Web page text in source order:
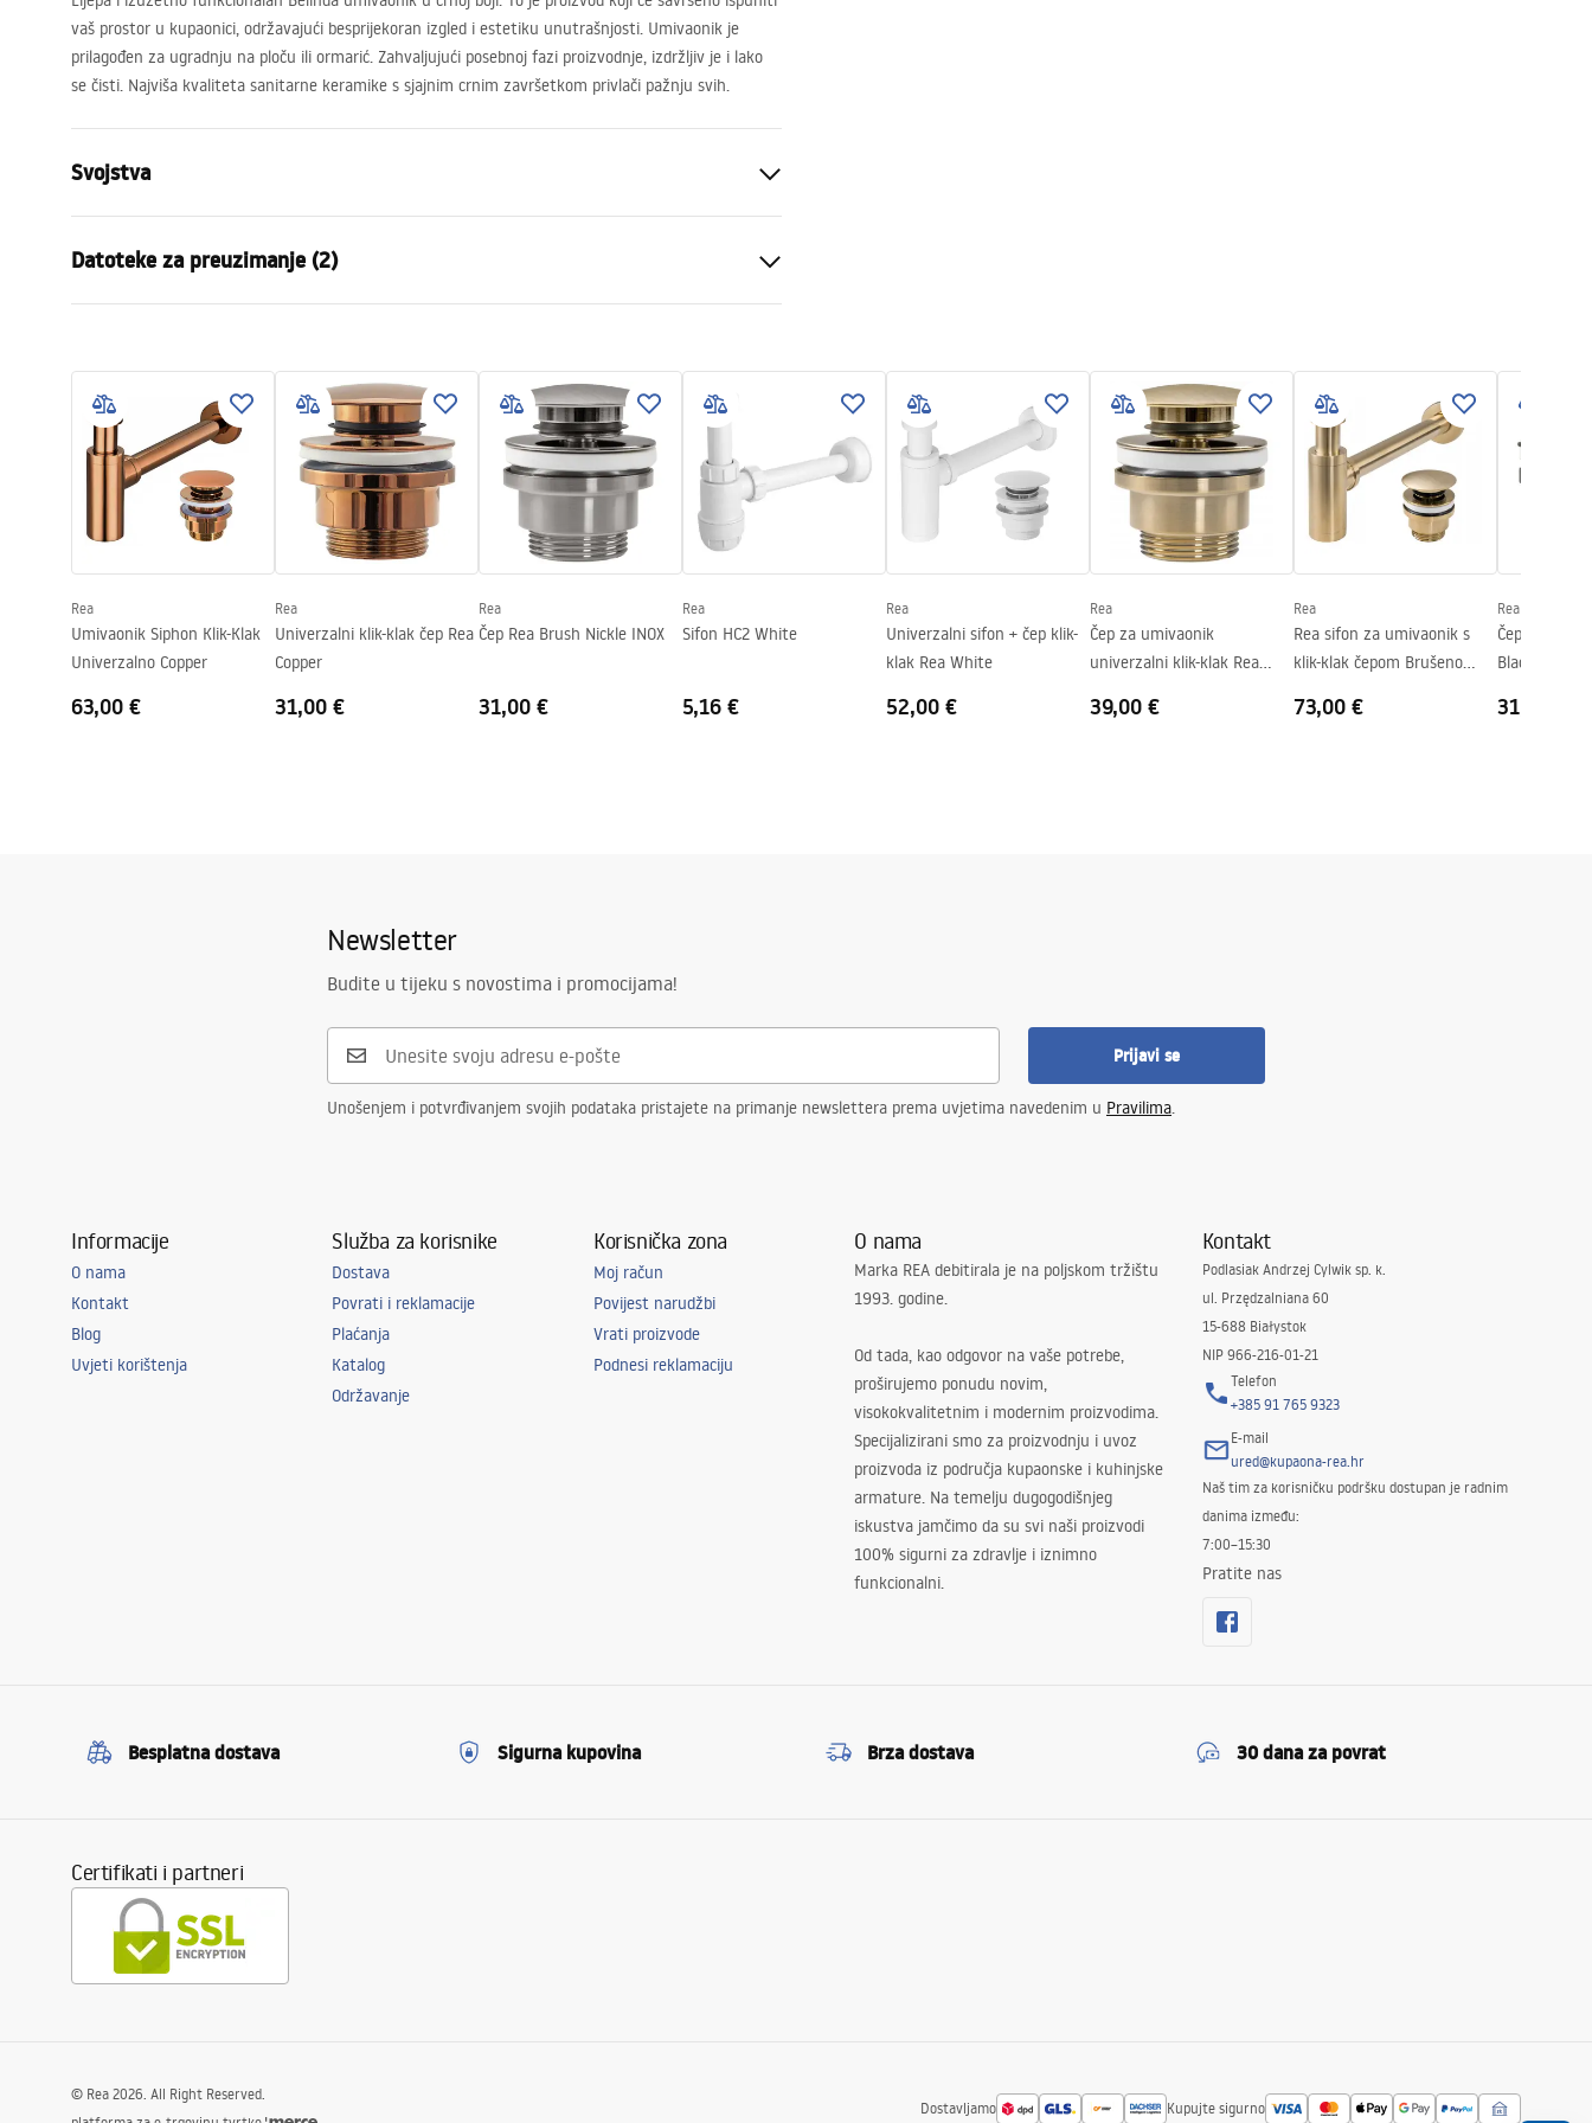
vaš prostor u kupaonici, održavajući besprijekoran izgled i estetiku unutrašnjosti. Umivaonik je
prilagođen za ugradnju na ploču ili ormarić. Zahvaljujući posebnoj fazi proizvodnje, izdržljiv je i lako
se čisti. Najviša kvaliteta sanitarne keramike s sjajnim crnim završetkom privlači pažnju svih.
Svojstva
Materijal
Boja
Bijela/Zlatna
Širina
Visina
135
Dubina
Oblik
Otvor za slavinu
NE
Preljevna rupa
Datoteke za preuzimanje (2)
Warranty_Terms_and_Conditions_
Basins_-_5.pdf
Rea
Umivaonik Siphon Klik-Klak
Univerzalno Copper
63,00 €
Rea
Univerzalni klik-klak čep Rea
Copper
31,00 €
Rea
Čep Rea Brush Nickle INOX
31,00 €
Rea
Sifon HC2 White
5,16 €
Rea
Univerzalni sifon + čep klik-
klak Rea White
52,00 €
Rea
Čep za umivaonik
univerzalni klik-klak Rea
39,00 €
Rea
Rea sifon za umivaonik s
klik-klak čepom Brušeno
73,00 €
Rea
Čep
Black Mat
31,00 €
Newsletter
Budite u tijeku s novostima i promocijama!
Prijavi se
Unošenjem i potvrđivanjem svojih podataka pristajete na primanje newslettera prema uvjetima navedenim u Pravilima.
Informacije
O nama
Kontakt
Blog
Uvjeti korištenja
Služba za korisnike
Dostava
Povrati i reklamacije
Plaćanja
Katalog
Održavanje
Korisnička zona
Moj račun
Povijest narudžbi
Vrati proizvode
Podnesi reklamaciju
O nama
Marka REA debitirala je na poljskom tržištu
1993. godine.
Od tada, kao odgovor na vaše potrebe,
proširujemo ponudu novim,
visokokvalitetnim i modernim proizvodima.
Specijalizirani smo za proizvodnju i uvoz
proizvoda iz područja kupaonske i kuhinjske
armature. Na temelju dugogodišnjeg
iskustva jamčimo da su svi naši proizvodi
100% sigurni za zdravlje i iznimno
funkcionalni.
Kontakt
Podlasiak Andrzej Cylwik sp. k.
ul. Przędzalniana 60
15-688 Białystok
NIP 966-216-01-21
Telefon
+385 91 765 9323
E-mail
ured@kupaona-rea.hr
Naš tim za korisničku podršku dostupan je radnim
danima između:
7:00–15:30
Pratite nas
Besplatna dostava Sigurna kupovina Brza dostava 30 dana za povrat
Certifikati i partneri
Dostavljamo Kupujte sigurno
© Rea 2026. All Right Reserved.